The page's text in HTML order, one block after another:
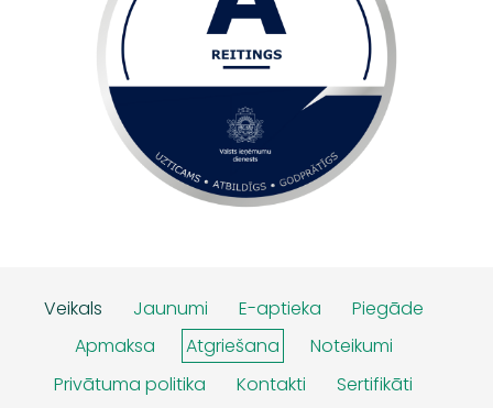
Veikals Jaunumi E-aptieka
Piegāde
Apmaksa
Atgriešana
Noteikumi
Privātuma politika
Kontakti
Sertifikāti